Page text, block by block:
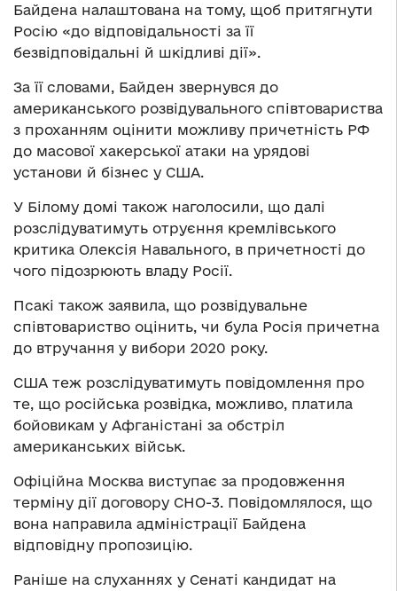
Байдена налаштована на тому, щоб притягнути
Росію «до відповідальності за її
безвідповідальні й шкідливі дії».
За її словами, Байден звернувся до
американського розвідувального співтовариства
з проханням оцінити можливу причетність РФ
до масової хакерської атаки на урядові
установи й бізнес у США.
У Білому домі також наголосили, що далі
розслідуватимуть отруєння кремлівського
критика Олексія Навального, в причетності до
чого підозрюють владу Росії.
Псакі також заявила, що розвідувальне
співтовариство оцінить, чи була Росія причетна
до втручання у вибори 2020 року.
США теж розслідуватимуть повідомлення про
те, що російська розвідка, можливо, платила
бойовикам у Афганістані за обстріл
американських військ.
Офіційна Москва виступає за продовження
терміну дії договору СНО-3. Повідомлялося, що
вона направила адміністрації Байдена
відповідну пропозицію.
Раніше на слуханнях у Сенаті кандидат на